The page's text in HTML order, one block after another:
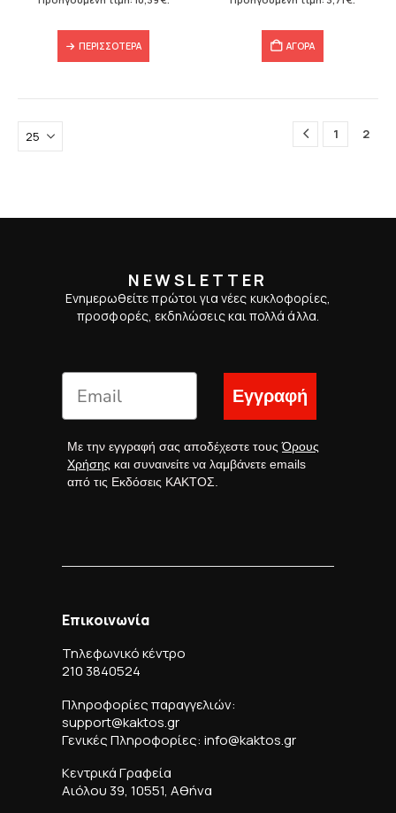
ΠΕΡΙΣΣΌΤΕΡΑ ΑΓΟΡΑ
1 2
NEWSLETTER
Ενημερωθείτε πρώτοι για νέες κυκλοφορίες,
προσφορές, εκδηλώσεις και πολλά άλλα.
Εγγραφή
Με την εγγραφή σας αποδέχεστε τουςΌρους
Χρήσης και συναινείτε να λαμβάνετε emails
από τις Εκδόσεις ΚΑΚΤΟΣ.
Επικοινωνία
Τηλεφωνικό κέντρο
210 3840524
Πληροφορίες παραγγελιών:
support@kaktos.gr
Γενικές Πληροφορίες: info@kaktos.gr
Κεντρικά Γραφεία
Αιόλου 39, 10551, Αθήνα